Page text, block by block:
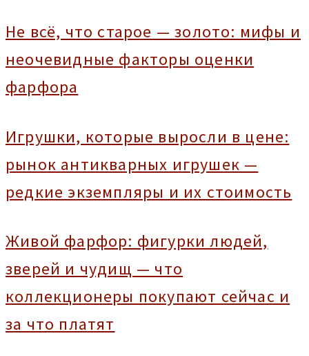
Не всё, что старое — золото: мифы и
неочевидные факторы оценки
фарфора
Игрушки, которые выросли в цене:
рынок антикварных игрушек —
редкие экземпляры и их стоимость
Живой фарфор: фигурки людей,
зверей и чудищ — что
коллекционеры покупают сейчас и
за что платят